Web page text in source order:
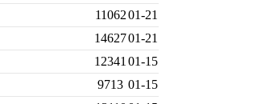
1106201-21
1462701-21
1234101-15
9713 01-15